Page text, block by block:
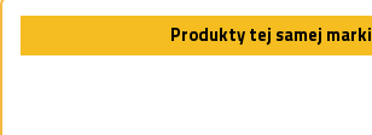
Produkty tej samej marki